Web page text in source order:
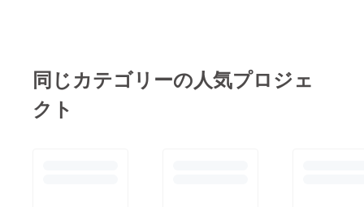
字脱字などあります
し、理由に関しても書
同じカテゴリーの人気プロジェ
クト